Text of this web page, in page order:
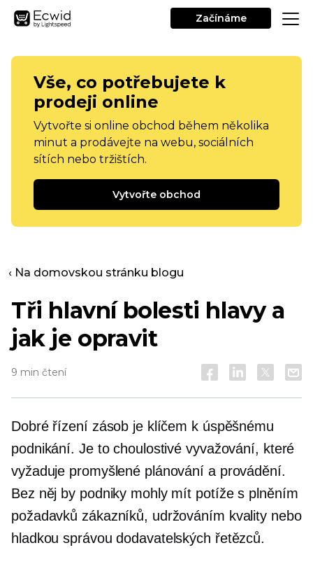
Začínáme
Vše, co potřebujete k
prodeji online
Vytvořte si online obchod během několika
minut a prodávejte na webu, sociálních
sítích nebo tržištích.
Vytvořte obchod
‹ Na domovskou stránku blogu
Tři hlavní bolesti hlavy a
jak je opravit
9 min čtení
Dobré řízení zásob je klíčem k úspěšnému
podnikání. Je to choulostivé vyvažování, které
vyžaduje promyšlené plánování a provádění.
Bez něj by podniky mohly mít potíže s plněním
požadavků zákazníků, udržováním kvality nebo
hladkou správou dodavatelských řetězců.